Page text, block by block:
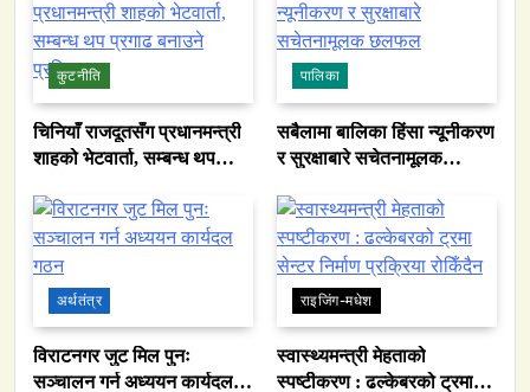
कुटनीति
चिनियाँ राजदूतसँग प्रधानमन्त्री
शाहको भेटवार्ता, सम्बन्ध थप
पालिका
सबैलामा बालिका हिंसा न्यूनीकरण
र सुरक्षाबारे सचेतनामूलक
अर्थतंत्र
विराटनगर जुट मिल पुनः
सञ्चालन गर्न अध्ययन कार्यदल
राइजिंग-मधेश
स्वास्थ्यमन्त्री मेहताको
स्पष्टीकरण : ढल्केबरको ट्रमा